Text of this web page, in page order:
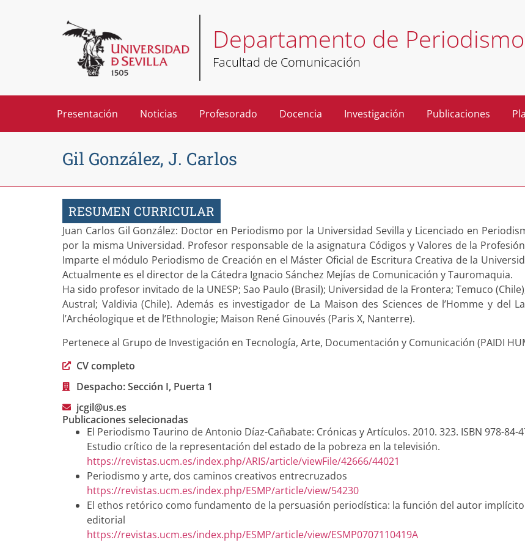
Departamento de
Facultad de Comunicación
Presentación Noticias Profesorado Docencia Investigación Publicaciones
Gil González, J. Carlos
RESUMEN CURRICULAR
Juan Carlos Gil González: Doctor en Periodismo por la Universidad Sevilla y Licenciado en
por la misma Universidad. Profesor responsable de la asignatura Códigos y Valores de la
Imparte el módulo Periodismo de Creación en el Máster Oficial de Escritura Creativa de la
Actualmente es el director de la Cátedra Ignacio Sánchez Mejías de Comunicación y Tauromaquia.
Ha sido profesor invitado de la UNESP; Sao Paulo (Brasil); Universidad de la Frontera; Temuco
Austral; Valdivia (Chile). Además es investigador de La Maison des Sciences de l’Homme y del
l’Archéologique et de l’Ethnologie; Maison René Ginouvés (Paris X, Nanterre).
Pertenece al Grupo de Investigación en Tecnología, Arte, Documentación y Comunicación (PAIDI
CV completo
Despacho: Sección I, Puerta 1
jcgil@us.es
Publicaciones selecionadas
El Periodismo Taurino de Antonio Díaz-Cañabate: Crónicas y Artículos. 2010. 323. ISBN 978-84-
Estudio crítico de la representación del estado de la pobreza en la televisión.
https://revistas.ucm.es/index.php/ARIS/article/viewFile/42666/44021
Periodismo y arte, dos caminos creativos entrecruzados
https://revistas.ucm.es/index.php/ESMP/article/view/54230
El ethos retórico como fundamento de la persuasión periodística: la función del autor
editorial
https://revistas.ucm.es/index.php/ESMP/article/view/ESMP0707110419A